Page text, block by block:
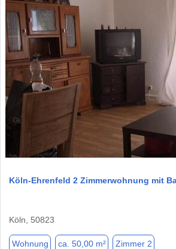
Köln-Ehrenfeld 2 Zimmerwohnung mit
Köln, 50823
Wohnung ca. 50,00 m² Zimmer 2